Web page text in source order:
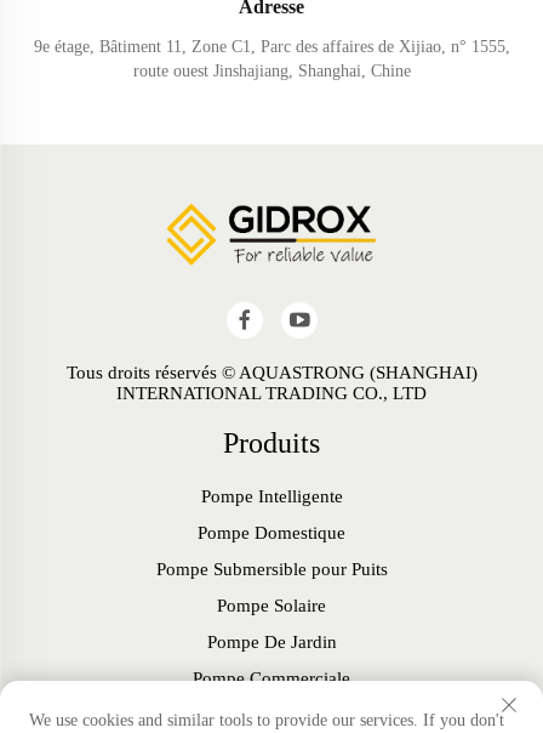
Adresse
9e étage, Bâtiment 11, Zone C1, Parc des affaires de Xijiao, n° 1555,
route ouest Jinshajiang, Shanghai, Chine
Tous droits réservés © AQUASTRONG (SHANGHAI)
INTERNATIONAL TRADING CO., LTD
Produits
Pompe Intelligente
Pompe Domestique
Pompe Submersible pour Puits
Pompe Solaire
Pompe De Jardin
Pompe Commerciale
Ventilateur
We use cookies and similar tools to provide our services. If you don't